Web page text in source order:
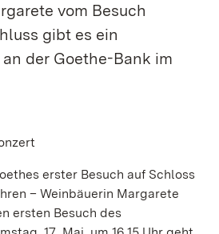
vom Besuch
gibt es ein
der Goethe-Bank im
erster Besuch auf Schloss
– Weinbäuerin Margarete
ersten Besuch des